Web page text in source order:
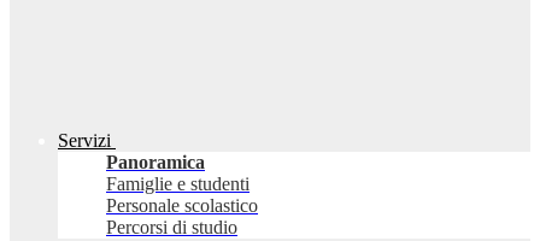
Servizi
Panoramica
Famiglie e studenti
Personale scolastico
Percorsi di studio